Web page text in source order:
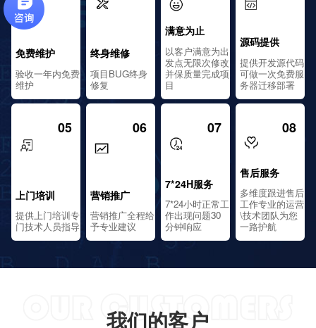
免费维护
验收一年内免费
维护
终身维修
项目BUG终身
修复
满意为止
以客户满意为出
发点无限次修改
并保质量完成项
目
源码提供
提供开发源代码
可做一次免费服
务器迁移部署
05
上门培训
提供上门培训专
门技术人员指导
06
营销推广
营销推广全程给
予专业建议
07
7*24H服务
7*24小时正常工
作出现问题30
分钟响应
08
售后服务
多维度跟进售后
工作专业的运营
\技术团队为您
一路护航
我们的客户